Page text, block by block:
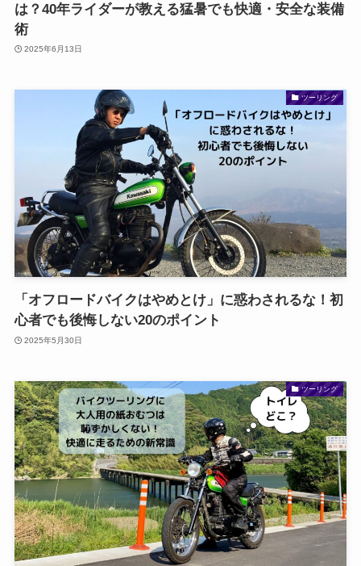
は？40年ライダーが教える猛暑でも快適・安全な装備
術
2025年6月13日
ツーリング
「オフロードバイクはやめとけ」に惑わされるな！初
心者でも後悔しない20のポイント
2025年5月30日
ツーリング